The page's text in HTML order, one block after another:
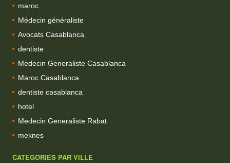
maroc
Médecin généraliste
Avocats Casablanca
dentiste
Medecin Generaliste Casablanca
Maroc Casablanca
dentiste casablanca
hotel
Medecin Generaliste Rabat
meknes
CATEGORIES PAR VILLE